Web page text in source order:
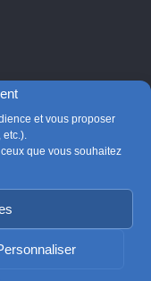
et vous proposer
etc.).
que vous souhaitez
de
de France